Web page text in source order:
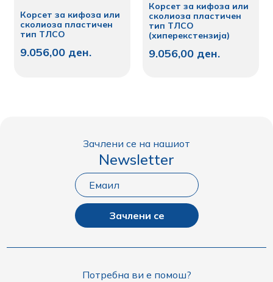
Корсет за кифоза или
сколиоза пластичен
тип ТЛСО
9.056,00 ден.
Корсет за кифоза или
сколиоза пластичен
тип ТЛСО
(хиперекстензија)
9.056,00 ден.
Зачлени се на нашиот
Newsletter
Зачлени се
Потребна ви е помош?